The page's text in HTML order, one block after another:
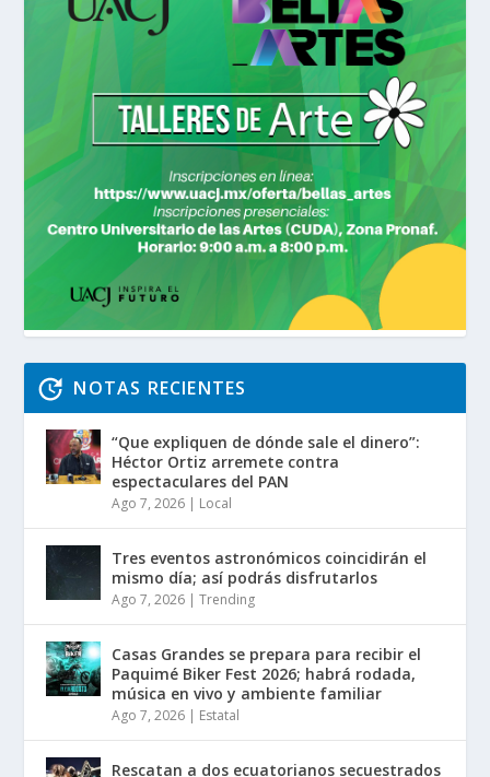
NOTAS RECIENTES
“Que expliquen de dónde sale el dinero”:
Héctor Ortiz arremete contra
espectaculares del PAN
Ago 7, 2026 | Local
Tres eventos astronómicos coincidirán el
mismo día; así podrás disfrutarlos
Ago 7, 2026 |Trending
Casas Grandes se prepara para recibir el
Paquimé Biker Fest 2026; habrá rodada,
música en vivo y ambiente familiar
Ago 7, 2026 | Estatal
Rescatan a dos ecuatorianos secuestrados